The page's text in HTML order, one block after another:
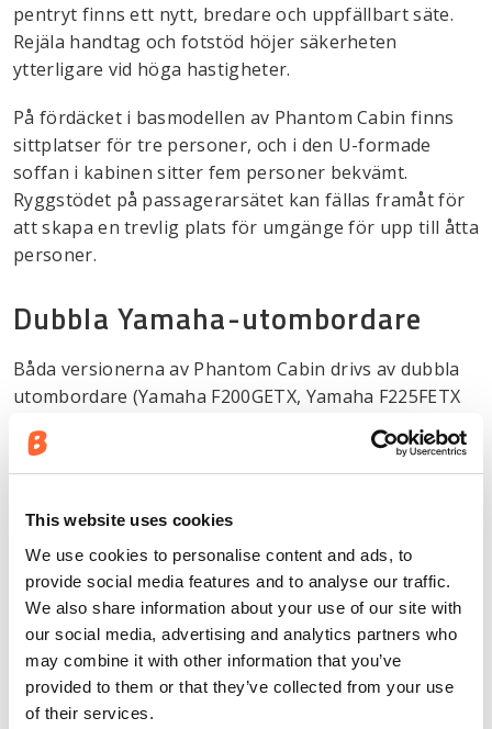
This website uses cookies
We use cookies to personalise content and ads, to
provide social media features and to analyse our traffic.
We also share information about your use of our site with
our social media, advertising and analytics partners who
may combine it with other information that you’ve
provided to them or that they’ve collected from your use
of their services.
pentryt finns ett nytt, bredare och uppfällbart säte.
Rejäla handtag och fotstöd höjer säkerheten
ytterligare vid höga hastigheter.
På fördäcket i basmodellen av Phantom Cabin finns
sittplatser för tre personer, och i den U-formade
soffan i kabinen sitter fem personer bekvämt.
Ryggstödet på passagerarsätet kan fällas framåt för
att skapa en trevlig plats för umgänge för upp till åtta
personer.
Dubbla Yamaha-utombordare
Båda versionerna av Phantom Cabin drivs av dubbla
utombordare (Yamaha F200GETX, Yamaha F225FETX
eller Yamaha F300BETX) som förbättrar båtens
köregenskaper och stabilitet i krävande
väderförhållanden.
Med dubbla 4,2-liters V6 Yamaha-motorer på vardera
300 hästkrafter, kan båten uppnå en topphastighet
på över 50 knop. Beroende på förhållandena kan
båten köras på ett behagligt sätt i farter mellan 25–
40+ knop. Vid en marschfart på 25–27 knop ligger
bränsleförbrukningen på, eller strax under, 2 liter/nM
oavsett hur motorn är konfigurerad. Dubbla
bränsletankar på vardera 400 liter gör att du kan